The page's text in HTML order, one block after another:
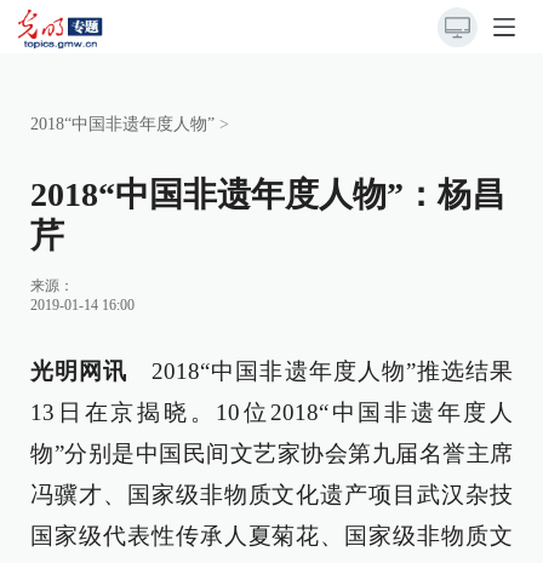
2018“中国非遗年度人物” >
2018“中国非遗年度人物”：杨昌
芹
来源：
2019-01-14 16:00
光明网讯 2018“中国非遗年度人物”推选结果
13日在京揭晓。10位2018“中国非遗年度人
物”分别是中国民间文艺家协会第九届名誉主席
冯骥才、国家级非物质文化遗产项目武汉杂技
国家级代表性传承人夏菊花、国家级非物质文